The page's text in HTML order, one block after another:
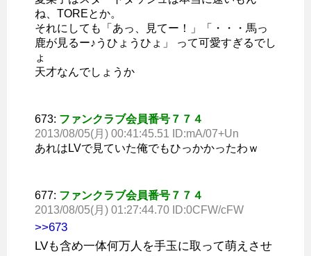
ね、TOREとか。
それにしても「あっ、見てー！」「・・・馬っ
鹿が見るー♪うひょうひょ」 って可愛すぎるでし
ょ
天才なんでしょうか
673: ファンクラブ会員番号７７４
2013/08/05(月) 00:41:45.51 ID:mA/07+Un
あれはLVで見ていた俺でもひっかかったわｗ
677: ファンクラブ会員番号７７４
2013/08/05(月) 01:27:44.70 ID:0CFW/cFW
>>673
LVも含め一体何万人を手玉に取って萌えさせ